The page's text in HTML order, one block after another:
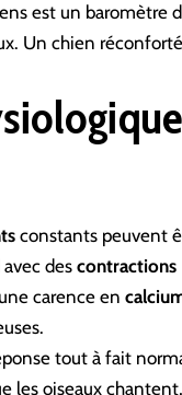
est un baromètre
Un chien
constants peuvent
des contractions
une carence en
tout à fait
les oiseaux